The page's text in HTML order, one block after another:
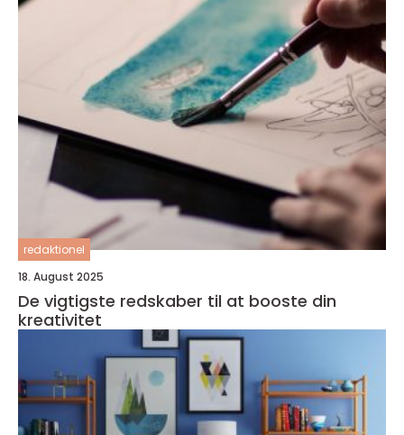
redaktionel
18. August 2025
De vigtigste redskaber til at booste din
kreativitet